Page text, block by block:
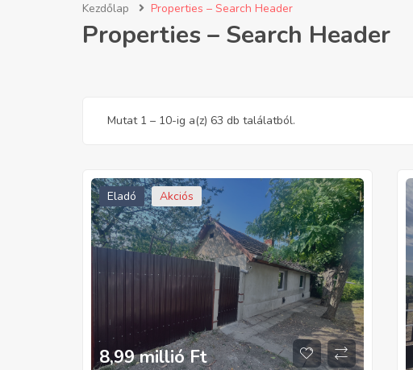
Kezdőlap Properties – Search Header
Properties – Search Header
Mutat 1 – 10-ig a(z) 63 db találatból.
Eladó Akciós
8,99 millió Ft